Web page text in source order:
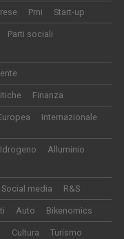
Pmi Start-up
Parti sociali
Finanza
Internazionale
Idrogeno
Alluminio
Social media R&S
Auto Bikenomics
Cultura Turismo